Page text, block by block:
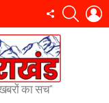
FOLLOW
का सच"